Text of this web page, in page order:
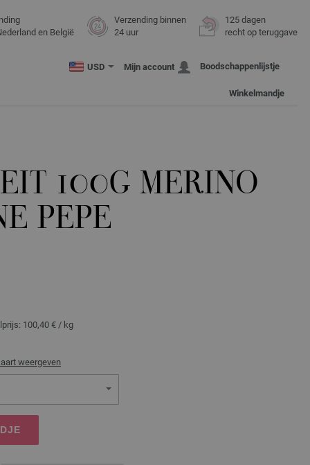
en België
Verzending binnen
24 uur
125 dagen
recht op teruggave
USD Mijn account Boodschappenlijstje
Winkelmandje
100G MERINO
PEPE
100,40 € / kg
weergeven